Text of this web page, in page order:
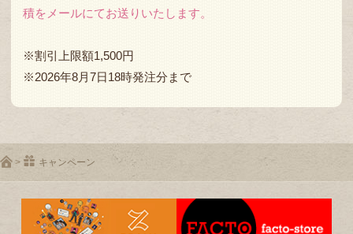
積をメールにてお送りいたします。
※割引上限額1,500円
※2026年8月7日18時発注分まで
> キャンペーン